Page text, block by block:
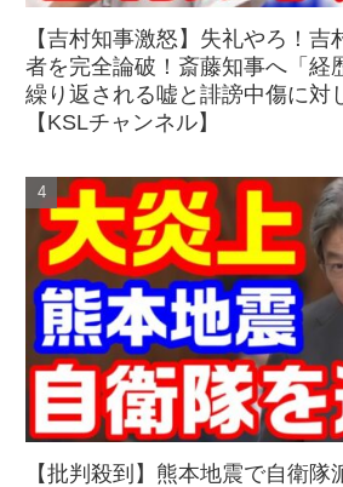
【吉村知事激怒】失礼やろ！吉
者を完全論破！斎藤知事へ「経
繰り返される嘘と誹謗中傷に対
【KSLチャンネル】
【批判殺到】熊本地震で自衛